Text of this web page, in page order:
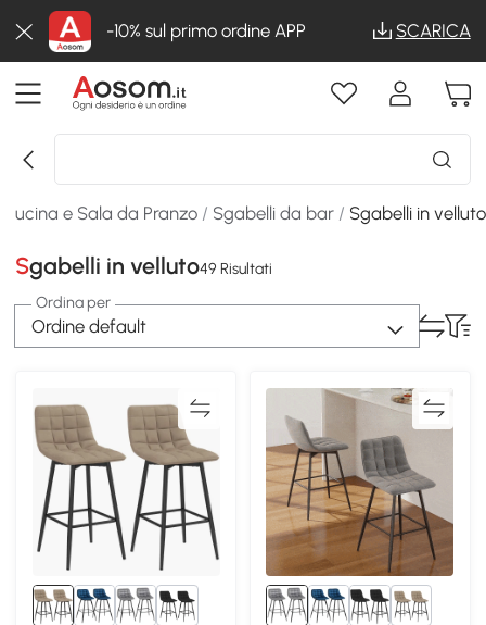
-10% sul primo ordine APP SCARICA
Cucina e Sala da Pranzo / Sgabelli da bar / Sgabelli in velluto
Sgabelli in velluto49 Risultati
Ordina per
Ordine default